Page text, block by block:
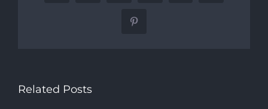
Pinterest
Related Posts